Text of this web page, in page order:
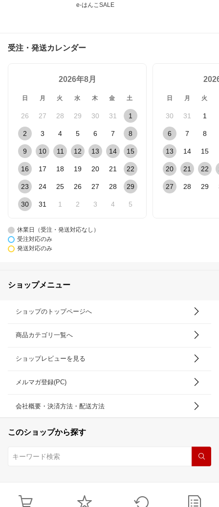
e-はんこSALE
受注・発送カレンダー
2026年8月
日 月 火 水 木 金 土
26 27 28 29 30 31 1
2 3 4 5 6 7 8
9 10 11 12 13 14 15
16 17 18 19 20 21 22
23 24 25 26 27 28 29
30 31 1 2 3 4 5
日 月 火
30 31 1
6 7 8
13 14 15
20 21 22
27 28 29
休業日（受注・発送対応なし）
受注対応のみ
発送対応のみ
ショップメニュー
ショップのトップページへ
商品カテゴリ一覧へ
ショップレビューを見る
メルマガ登録(PC)
会社概要・決済方法・配送方法
このショップから探す